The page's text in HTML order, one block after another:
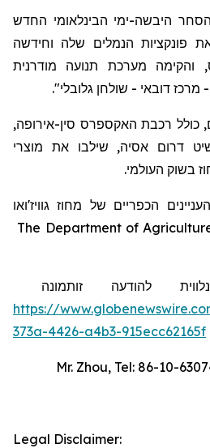
היבשה-ימי הבינלאומי החדש
את פונקציות הנמלים שלה וחידשה
מערכת תנועה מודרנית
מרכז דובאי - שולחן גלובלי".
כולל רכבת האקספרס סין-אירופה,
דרום אסיה, שילבו את מוצרי
בשוק העולמי.
הכפריים של מחוז גוויז'ואו
The Department of
תמונהלהודעה זו
https://
373a-4426-a4b3-915ecc62165f
Mr. Zhou, Tel: 86-10-
Legal Disclaimer: